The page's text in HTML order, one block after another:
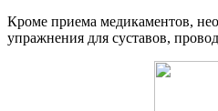
Кроме приема медикаментов,
упражнения для суставов,